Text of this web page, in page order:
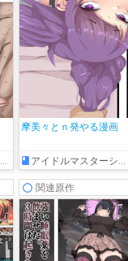
摩美々とｎ発やる漫画
アイドルマスターシャイニーカラーズ
関連原作